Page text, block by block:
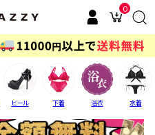
0
ヒール 下着 浴衣 水着